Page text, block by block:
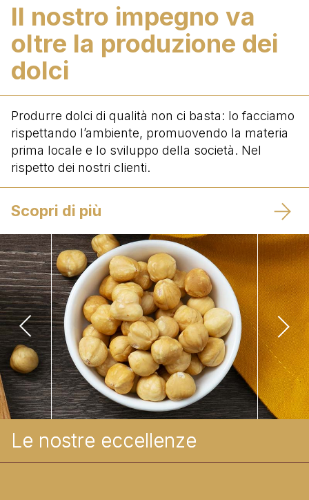
Il nostro impegno va
oltre la produzione dei
dolci
Produrre dolci di qualità non ci basta: lo facciamo
rispettando l’ambiente, promuovendo la materia
prima locale e lo sviluppo della società. Nel
rispetto dei nostri clienti.
Scopri di più
Le nostre eccellenze
Le nostre eccellenze
Le nostre eccellenze